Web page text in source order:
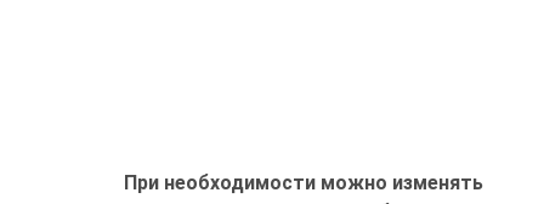
При необходимости можно изменять